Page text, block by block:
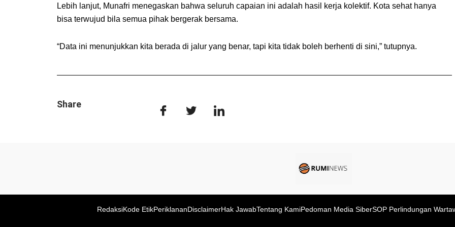
Lebih lanjut, Munafri menegaskan bahwa seluruh capaian ini adalah hasil kerja kolektif. Kota sehat hanya
bisa terwujud bila semua pihak bergerak bersama.
“Data ini menunjukkan kita berada di jalur yang benar, tapi kita tidak boleh berhenti di sini,” tutupnya.
Share
RedaksiKode EtikPeriklananDisclaimerHak JawabTentang KamiPedoman Media SiberSOP Perlindungan